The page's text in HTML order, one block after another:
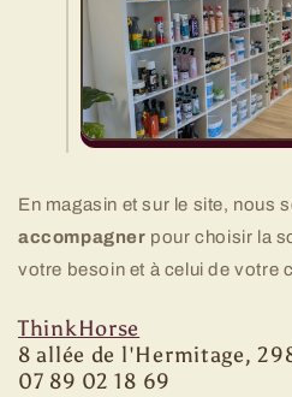
En magasin et sur le site, nous
accompagner pour choisir la
votre besoin et à celui de votre
ThinkHorse
8 allée de l'Hermitage,
07 89 02 18 69